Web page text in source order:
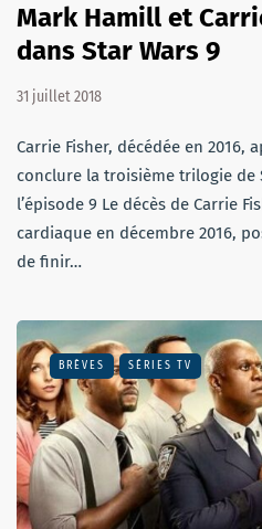
Mark Hamill et
dans Star Wars 9
31 juillet 2018
Carrie Fisher, décédée en 2016,
conclure la troisième trilogie de
l’épisode 9 Le décès de Carrie
cardiaque en décembre 2016,
de finir…
BRÈVES SÉRIES TV